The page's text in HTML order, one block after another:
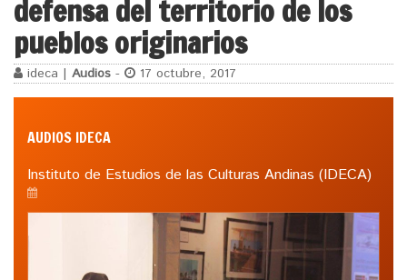
defensa del territorio de los
pueblos originarios
ideca | Audios - 17 octubre, 2017
AUDIOS IDECA
Instituto de Estudios de las Culturas Andinas (IDECA)